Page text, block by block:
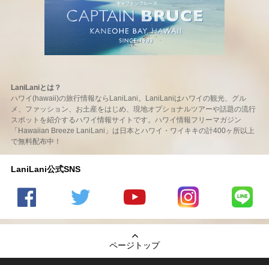
LaniLaniとは？
ハワイ(hawaii)の旅行情報ならLaniLani。LaniLaniはハワイの観光、グル
メ、ファッション、お土産をはじめ、現地オプショナルツアーや話題の流行
スポットを紹介するハワイ情報サイトです。ハワイ情報フリーマガジン
「Hawaiian Breeze LaniLani」は日本とハワイ・ワイキキの計400ヶ所以上
で無料配布中！
LaniLani公式SNS
の
のtwitter
の
Youtube
チャンネ
LaniLani
LaniLani
ページトップ